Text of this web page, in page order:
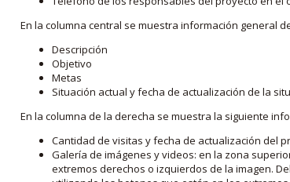
En la columna central se muestra información general
Descripción
Objetivo
Metas
Situación actual y fecha de actualización de la
En la columna de la derecha se muestra la siguiente
Cantidad de visitas y fecha de actualización del
Galería de imágenes y videos: en la zona
extremos derechos o izquierdos de la imagen.